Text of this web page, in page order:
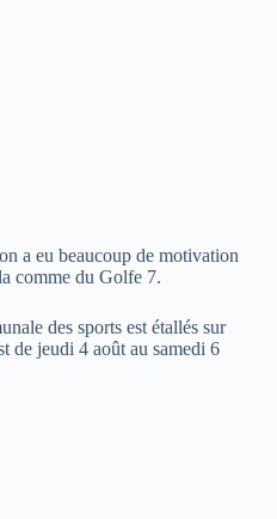
a eu beaucoup de motivation
comme du Golfe 7.
des sports est étallés sur
de jeudi 4 août au samedi 6